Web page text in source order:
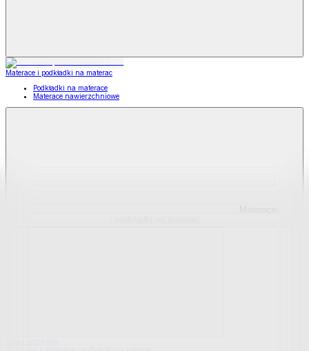
Materace i podkładki na materac
Podkładki na materace
Materace nawierzchniowe